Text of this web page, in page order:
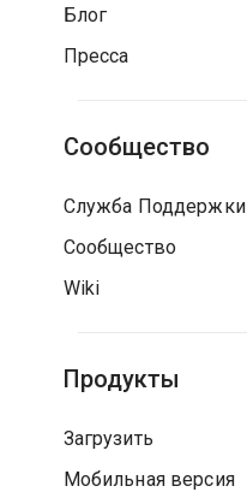
Блог
Пресса
Сообщество
Служба Поддержки
Сообщество
Wiki
Продукты
Загрузить
Мобильная версия